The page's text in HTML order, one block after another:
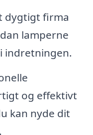
dygtigt firma
lamperne
indretningen.
og effektivt
kan nyde dit